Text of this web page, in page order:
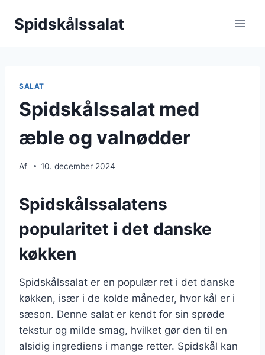
Spidskålssalat
SALAT
Spidskålssalat med
æble og valnødder
Af 10. december 2024
Spidskålssalatens
popularitet i det danske
køkken
Spidskålssalat er en populær ret i det danske
køkken, især i de kolde måneder, hvor kål er i
sæson. Denne salat er kendt for sin sprøde
tekstur og milde smag, hvilket gør den til en
alsidig ingrediens i mange retter. Spidskål kan